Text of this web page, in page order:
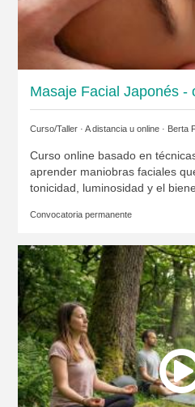
Masaje Facial Japonés -
Curso/Taller · A distancia u online · Berta
Curso online basado en
aprender maniobras faciales
tonicidad, luminosidad y el
Convocatoria permanente